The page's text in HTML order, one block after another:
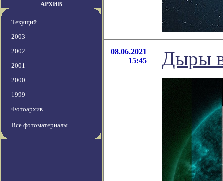
АРХИВ
Текущий
2003
2002
2001
2000
1999
Фотоархив
Все фотоматериалы
08.06.2021
15:45
Дыры